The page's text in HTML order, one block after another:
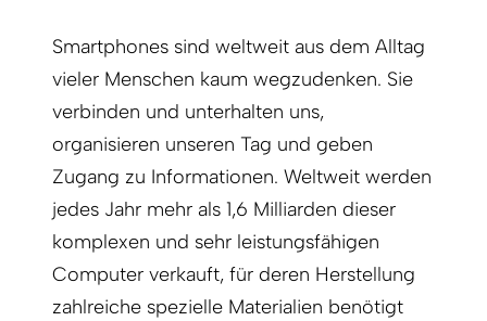
Smartphones sind weltweit aus dem Alltag
vieler Menschen kaum wegzudenken. Sie
verbinden und unterhalten uns,
organisieren unseren Tag und geben
Zugang zu Informationen. Weltweit werden
jedes Jahr mehr als 1,6 Milliarden dieser
komplexen und sehr leistungsfähigen
Computer verkauft, für deren Herstellung
zahlreiche spezielle Materialien benötigt